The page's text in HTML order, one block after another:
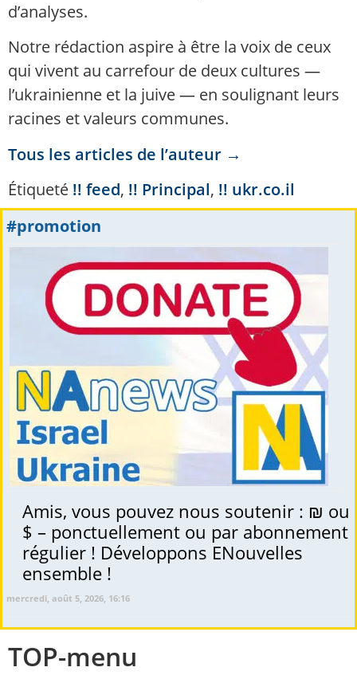
d’analyses.
Notre rédaction aspire à être la voix de ceux
qui vivent au carrefour de deux cultures —
l’ukrainienne et la juive — en soulignant leurs
racines et valeurs communes.
Tous les articles de l’auteur →
Étiqueté !! feed, !! Principal, !! ukr.co.il
#promotion
Amis, vous pouvez nous soutenir : ₪ ou
$ – ponctuellement ou par abonnement
régulier ! Développons ENouvelles
ensemble !
mercredi, août 5, 2026, 16:16
TOP-menu